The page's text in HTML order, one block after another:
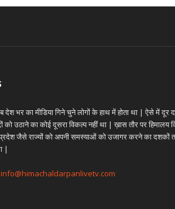
भर का मीडिया गिने चुने लोगों के हाथ में होता था | ऐसे में दूर
को उठाने का कोई दूसरा विकल्प नहीं था | ख़ास तौर पर हिमालय
जैसे राज्यों को अपनी समस्याओं को उजागर करने का दशकों
|
info@himachaldarpanlivetv.com